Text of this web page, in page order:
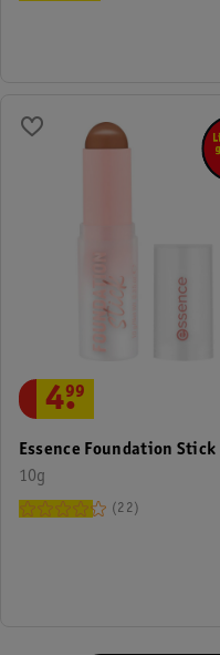
Essence Foundation Stick
10g
4.
99
22